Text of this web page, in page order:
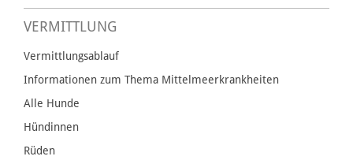
VERMITTLUNG
Vermittlungsablauf
Informationen zum Thema Mittelmeerkrankheiten
Alle Hunde
Hündinnen
Rüden